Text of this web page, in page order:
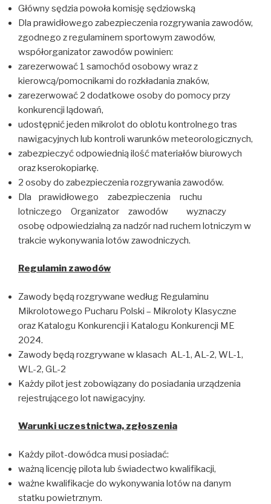
Główny sędzia powoła komisję sędziowską
Dla prawidłowego zabezpieczenia rozgrywania zawodów,
zgodnego z regulaminem sportowym zawodów,
współorganizator zawodów powinien:
zarezerwować 1 samochód osobowy wraz z
kierowcą/pomocnikami do rozkładania znaków,
zarezerwować 2 dodatkowe osoby do pomocy przy
konkurencji lądowań,
udostępnić jeden mikrolot do oblotu kontrolnego tras
nawigacyjnych lub kontroli warunków meteorologicznych,
zabezpieczyć odpowiednią ilość materiałów biurowych
oraz kserokopiarkę.
2 osoby do zabezpieczenia rozgrywania zawodów.
Dla prawidłowego zabezpieczenia ruchu
lotniczego Organizator zawodów wyznaczy
osobę odpowiedzialną za nadzór nad ruchem lotniczym w
trakcie wykonywania lotów zawodniczych.
Regulamin zawodów
Zawody będą rozgrywane według Regulaminu
Mikrolotowego Pucharu Polski – Mikroloty Klasyczne
oraz Katalogu Konkurencji i Katalogu Konkurencji ME
2024.
Zawody będą rozgrywane w klasach AL-1, AL-2, WL-1,
WL-2, GL-2
Każdy pilot jest zobowiązany do posiadania urządzenia
rejestrującego lot nawigacyjny.
Warunki uczestnictwa, zgłoszenia
Każdy pilot-dowódca musi posiadać:
ważną licencję pilota lub świadectwo kwalifikacji,
ważne kwalifikacje do wykonywania lotów na danym
statku powietrznym.